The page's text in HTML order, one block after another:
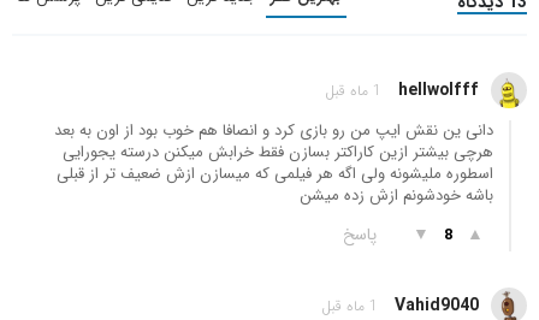
hellwolfff 1 ماه قبل
دانی ین نقش ایپ من رو بازی کرد و انصافا هم خوب بود از اون به بعد
هرچی بیشتر ازین کاراکتر بسازن فقط خرابش میکنن درسته یجورایی
اسطوره ملیشونه ولی اگه هر فیلمی که میسازن ازش ضعیف تر از قبلی
باشه خودشونم ازش زده میشن
▲
8
▼ پاسخ
Vahid9040 1 ماه قبل